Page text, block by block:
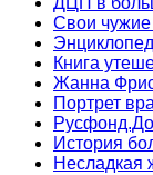
Свои чужие
Книга
Жанна
Портрет
История
Несладкая